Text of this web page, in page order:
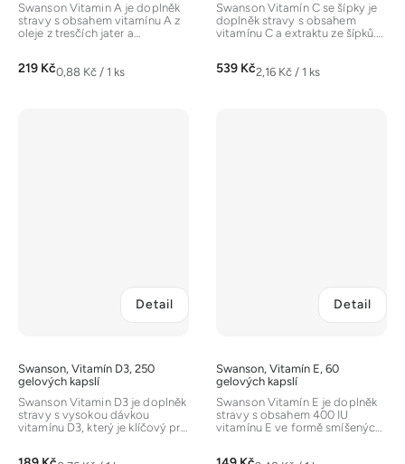
219 KčMěrná
0,88 Kč / 1 ks
Swanson Vitamin A je doplněk
stravy s obsahem vitamínu A z
oleje z tresčích jater a
539 KčMěrná
2,16 Kč / 1 ks
Swanson Vitamín C se šípky je
doplněk stravy s obsahem
vitamínu C a extraktu ze šípků.
Swanson, Vitamín D3, 250
gelových kapslí
Detail
Swanson Vitamin D3 je doplněk
stravy s vysokou dávkou
vitamínu D3, který je klíčový pro
Swanson, Vitamín E, 60
gelových kapslí
Detail
Swanson Vitamín E je doplněk
stravy s obsahem 400 IU
vitamínu E ve formě smíšených